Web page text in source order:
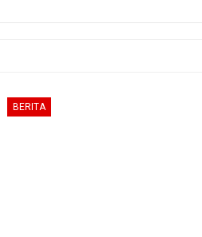
BERITA